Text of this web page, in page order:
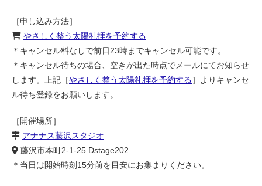
［申し込み方法］
やさしく整う太陽礼拝を予約する
＊キャンセル料なしで前日23時までキャンセル可能です。
＊キャンセル待ちの場合、空きが出た時点でメールにてお知らせ
します。上記［やさしく整う太陽礼拝を予約する］よりキャンセ
ル待ち登録をお願いします。
［開催場所］
アナナス藤沢スタジオ
藤沢市本町2-1-25 Dstage202
＊当日は開始時刻15分前を目安にお集まりください。